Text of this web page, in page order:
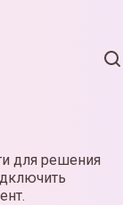
для решения